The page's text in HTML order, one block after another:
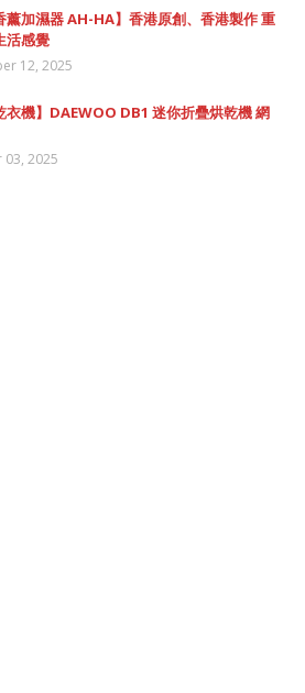
薰加濕器 AH-HA】香港原創、香港製作 重
活感覺
12, 2025
衣機】DAEWOO DB1 迷你折疊烘乾機 網
2025